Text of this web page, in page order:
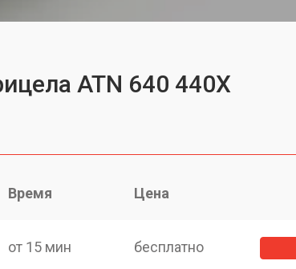
ATN 640 440X
Время Цена
от 15 мин бесплатно